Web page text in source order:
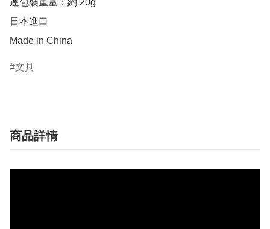
連包裝重量：約 20g
日本進口
Made in China
文具
商品詳情